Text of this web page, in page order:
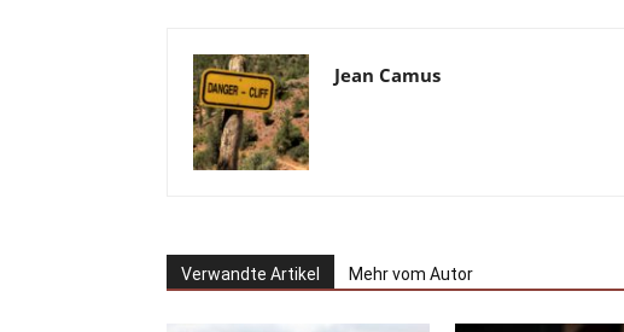
Jean Camus
Verwandte Artikel Mehr vom Autor